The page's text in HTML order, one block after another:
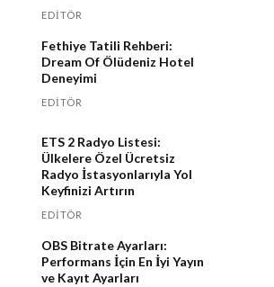
EDITÖR
Fethiye Tatili Rehberi:
Dream Of Ölüdeniz Hotel
Deneyimi
EDITÖR
ETS 2 Radyo Listesi:
Ülkelere Özel Ücretsiz
Radyo İstasyonlarıyla Yol
Keyfinizi Artırın
EDITÖR
OBS Bitrate Ayarları:
Performans İçin En İyi Yayın
ve Kayıt Ayarları